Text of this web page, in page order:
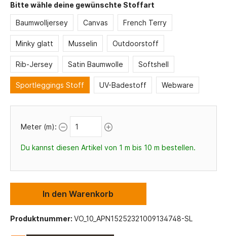
Bitte wähle deine gewünschte Stoffart
Baumwolljersey Canvas French Terry
Minky glatt Musselin Outdoorstoff
Rib-Jersey Satin Baumwolle Softshell
Sportleggings Stoff UV-Badestoff Webware
Meter (m):
Du kannst diesen Artikel von 1 m bis 10 m bestellen.
In den Warenkorb
Produktnummer: VO_10_APN15252321009134748-SL